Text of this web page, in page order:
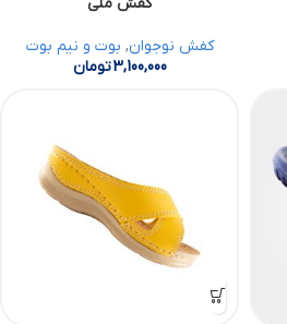
کفش نوجوان, بوت و نیم بوت
3,100,000تومان